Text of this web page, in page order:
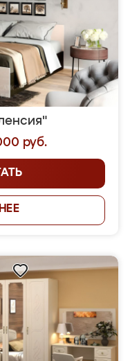
руб.